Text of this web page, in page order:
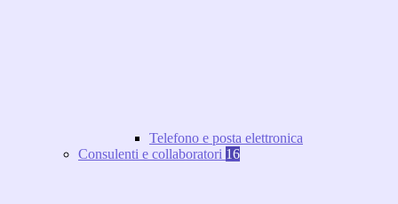
Telefono e posta elettronica
Consulenti e collaboratori 16